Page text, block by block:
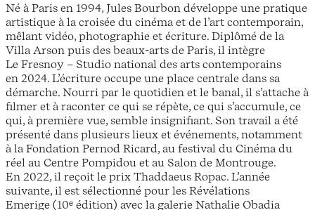
Né à Paris en 1994, Jules Bourbon développe une pratique
artistique à la croisée du cinéma et de l’art contemporain,
mêlant vidéo, photographie et écriture. Diplômé de la
Villa Arson puis des beaux-arts de Paris, il intègre
Le Fresnoy – Studio national des arts contemporains
en 2024. L’écriture occupe une place centrale dans sa
démarche. Nourri par le quotidien et le banal, il s’attache à
filmer et à raconter ce qui se répète, ce qui s’accumule, ce
qui, à première vue, semble insignifiant. Son travail a été
présenté dans plusieurs lieux et événements, notamment
à la Fondation Pernod Ricard, au festival du Cinéma du
réel au Centre Pompidou et au Salon de Montrouge.
En 2022, il reçoit le prix Thaddaeus Ropac. L’année
suivante, il est sélectionné pour les Révélations
Emerige (10ᵉ édition) avec la galerie Nathalie Obadia